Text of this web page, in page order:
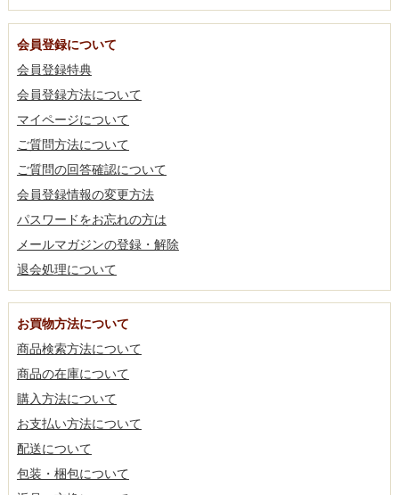
会員登録について
会員登録特典
会員登録方法について
マイページについて
ご質問方法について
ご質問の回答確認について
会員登録情報の変更方法
パスワードをお忘れの方は
メールマガジンの登録・解除
退会処理について
お買物方法について
商品検索方法について
商品の在庫について
購入方法について
お支払い方法について
配送について
包装・梱包について